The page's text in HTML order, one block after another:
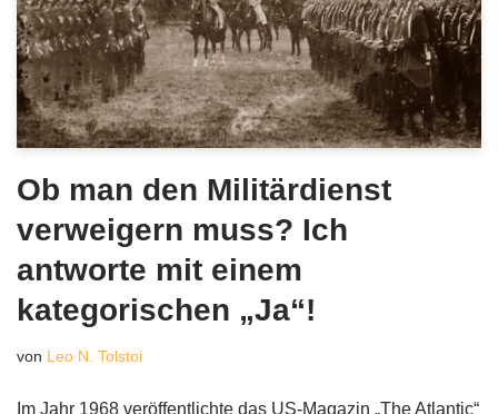
Ob man den Militärdienst
verweigern muss? Ich
antworte mit einem
kategorischen „Ja“!
von Leo N. Tolstoi
Im Jahr 1968 veröffentlichte das US-Magazin „The Atlantic“